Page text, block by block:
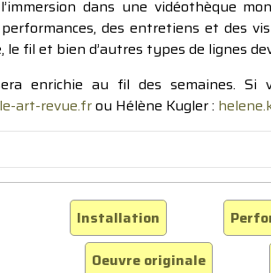
dans une vidéothèque
des entretiens et des
le fil et bien d’autres types de lignes
enrichie au fil des semaines. Si
art-revue.frou Hélène Kugler :
Installation
Oeuvre originale